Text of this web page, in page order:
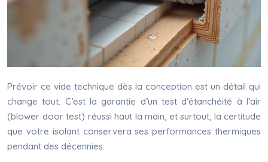
Prévoir ce vide technique dès la conception est un détail qui
change tout. C’est la garantie d’un test d’étanchéité à l’air
(blower door test) réussi haut la main, et surtout, la certitude
que votre isolant conservera ses performances thermiques
pendant des décennies.